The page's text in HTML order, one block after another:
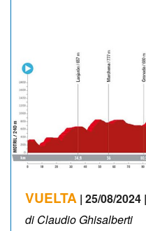
NEWSLETTER
VUELTA | 25/08/2024
di Claudio Ghisalberti